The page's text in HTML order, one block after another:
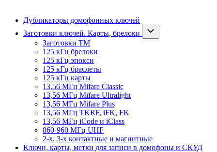
Дубликаторы домофонных ключей
Заготовки ключей. Карты, брелоки
Заготовки ТМ
125 кГц брелоки
125 кГц эпокси
125 кГц браслеты
125 кГц карты
13,56 МГц Mifare Classic
13,56 МГц Mifare Ultralight
13,56 МГц Mifare Plus
13,56 МГц TKRF, iFK, FK
13,56 МГц iCode и iClass
860-960 МГц UHF
2-х, 3-х контактные и магнитные
Ключи, карты, метки для записи в домофоны и СКУД